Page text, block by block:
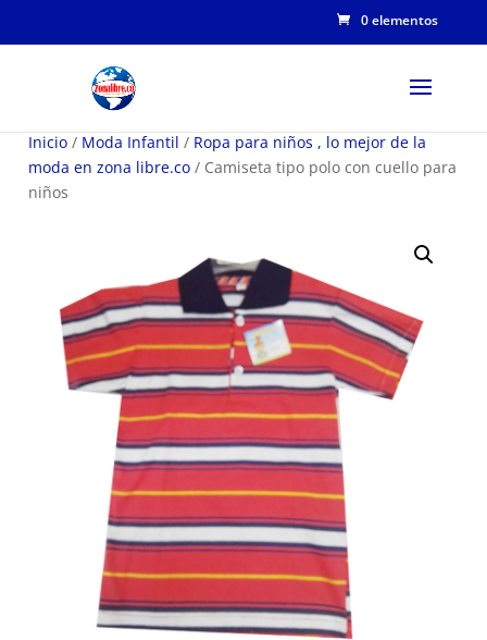
0 elementos
Inicio / Moda Infantil / Ropa para niños , lo mejor de la
moda en zona libre.co / Camiseta tipo polo con cuello para
niños